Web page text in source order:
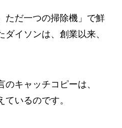
ただ一つの掃除機」で鮮
イソンは、創業以来、
キャッチコピーは、
いるのです。